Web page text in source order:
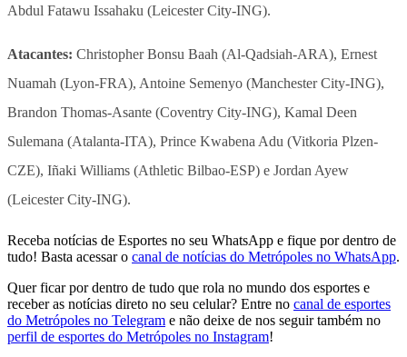
Abdul Fatawu Issahaku (Leicester City-ING).
Atacantes: Christopher Bonsu Baah (Al-Qadsiah-ARA), Ernest
Nuamah (Lyon-FRA), Antoine Semenyo (Manchester City-ING),
Brandon Thomas-Asante (Coventry City-ING), Kamal Deen
Sulemana (Atalanta-ITA), Prince Kwabena Adu (Vitkoria Plzen-
CZE), Iñaki Williams (Athletic Bilbao-ESP) e Jordan Ayew
(Leicester City-ING).
Receba notícias de Esportes no seu WhatsApp e fique por dentro de
tudo! Basta acessar o canal de notícias do Metrópoles no WhatsApp.
Quer ficar por dentro de tudo que rola no mundo dos esportes e
receber as notícias direto no seu celular? Entre no canal de esportes
do Metrópoles no Telegram e não deixe de nos seguir também no
perfil de esportes do Metrópoles no Instagram!